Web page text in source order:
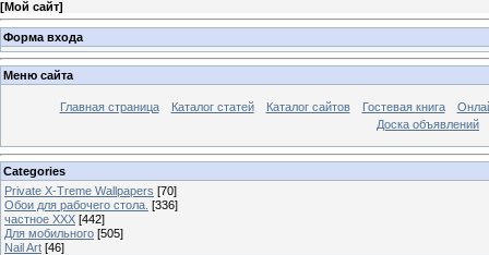
[Мой сайт]
Форма входа
Меню сайта
Главная страница Каталог статей Каталог сайтов Гостевая книга
Доска объявлений
Categories
Private X-Treme Wallpapers [70]
Обои для рабочего стола. [336]
частное ХХХ [442]
Для мобильного [505]
Nail Art [46]